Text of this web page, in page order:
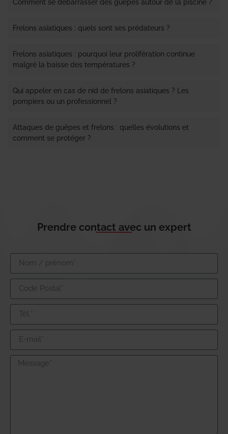
Comment se débarrasser des guêpes autour de la piscine ?
Frelons asiatiques : quels sont ses prédateurs ?
Frelons asiatiques : pourquoi leur prolifération continue
malgré la baisse des températures ?
Qui appeler en cas de nid de frelons asiatiques ? Les
pompiers ou un professionnel ?
Attaques de guêpes et frelons : quelles évolutions et
comment se protéger ?
Prendre contact avec un expert